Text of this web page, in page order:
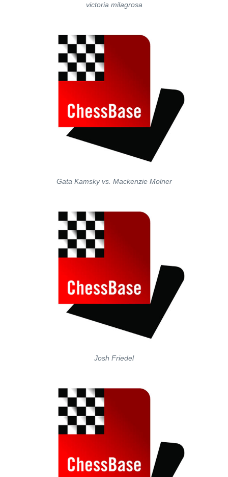
victoria milagrosa
Gata Kamsky vs. Mackenzie Molner
Josh Friedel